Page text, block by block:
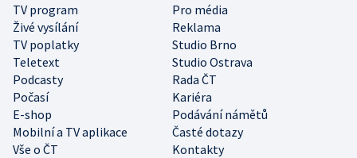
TV program
Pro média
Živé vysílání
Reklama
TV poplatky
Studio Brno
Teletext
Studio Ostrava
Podcasty
Rada ČT
Počasí
Kariéra
E-shop
Podávání námětů
Mobilní a TV aplikace
Časté dotazy
Vše o ČT
Kontakty